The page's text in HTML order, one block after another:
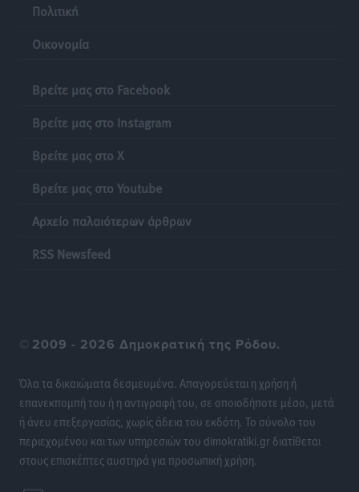
Πολιτική
Οικονομία
Βρείτε μας στο Facebook
Βρείτε μας στο Instagram
Βρείτε μας στο X
Βρείτε μας στο Youtube
Αρχείο παλαιότερων άρθρων
RSS Newsfeed
© 2009 - 2026 Δημοκρατική της Ρόδου.
Όλα τα δικαιώματα δεσμευμένα. Απαγορεύεται η χρήση ή
επανεκπομπή του ή η αντιγραφή του, σε οποιοδήποτε μέσο, μετά
ή άνευ επεξεργασίας, χωρίς άδεια του εκδότη. Το σύνολο του
περιεχομένου και των υπηρεσιών του dimokratiki.gr διατίθεται
στους επισκέπτες αυστηρά για προσωπική χρήση.